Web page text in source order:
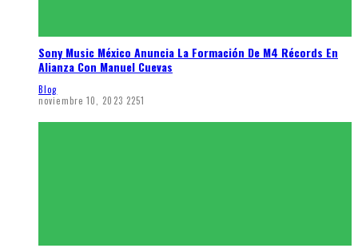
Sony Music México Anuncia La Formación De M4 Récords En
Alianza Con Manuel Cuevas
Blog
noviembre 10, 2023 2251